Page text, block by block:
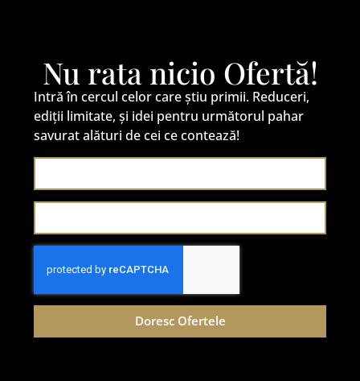
Nu rata nicio Ofertă!
Intră în cercul celor care știu primii. Reduceri,
ediții limitate, și idei pentru următorul pahar
savurat alături de cei ce contează!
Doresc Ofertele